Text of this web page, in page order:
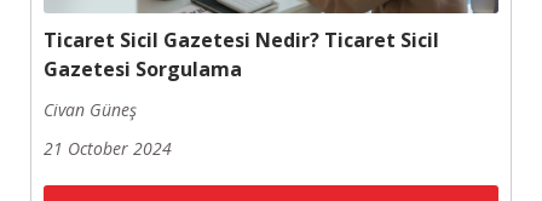
Ticaret Sicil Gazetesi Nedir? Ticaret Sicil
Gazetesi Sorgulama
Civan Güneş
21 October 2024